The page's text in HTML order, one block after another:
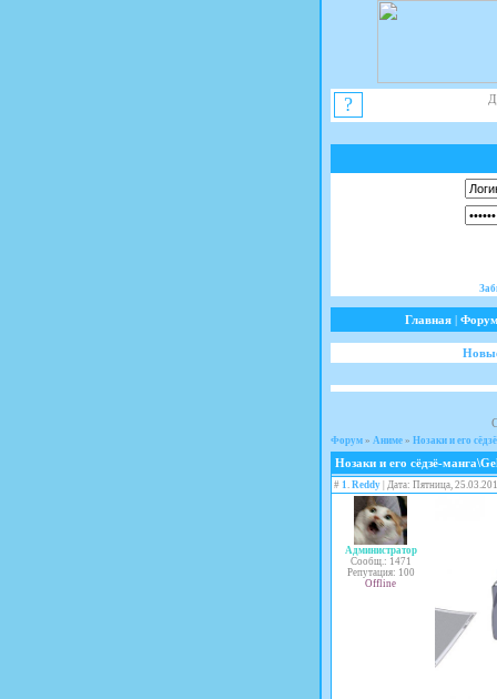
?
Главная |
Форум » Аниме » Нозаки и его
Нозаки и его сёдзё-
# 1. Reddy | Дата: Пятница,
Администратор
Сообщ.: 1471
Репутация: 100
Offline